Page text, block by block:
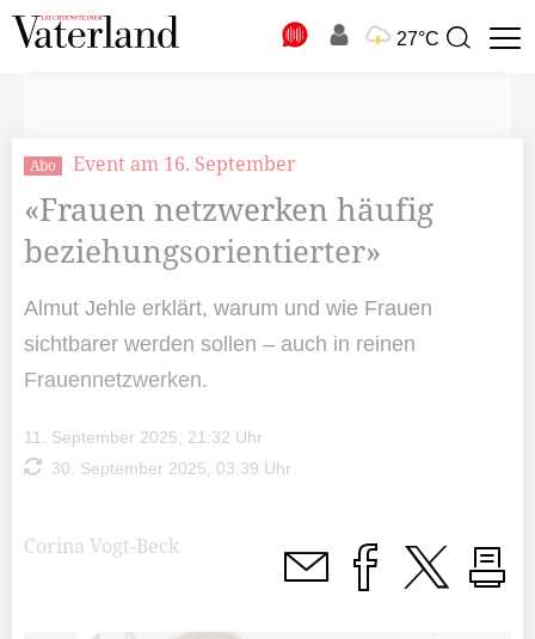
27°C
Suchbegriff
Abo Event am 16. September
«Frauen netzwerken häufig
beziehungsorientierter»
Almut Jehle erklärt, warum und wie Frauen
sichtbarer werden sollen – auch in reinen
Frauennetzwerken.
11. September 2025, 21:32 Uhr
30. September 2025, 03:39 Uhr
Corina Vogt-Beck